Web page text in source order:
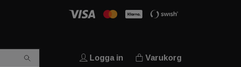
Logga in Varukorg